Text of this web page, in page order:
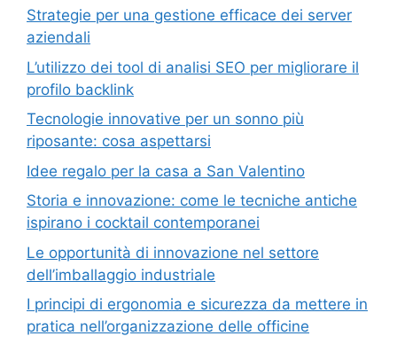
Strategie per una gestione efficace dei server
aziendali
L’utilizzo dei tool di analisi SEO per migliorare il
profilo backlink
Tecnologie innovative per un sonno più
riposante: cosa aspettarsi
Idee regalo per la casa a San Valentino
Storia e innovazione: come le tecniche antiche
ispirano i cocktail contemporanei
Le opportunità di innovazione nel settore
dell’imballaggio industriale
I principi di ergonomia e sicurezza da mettere in
pratica nell’organizzazione delle officine